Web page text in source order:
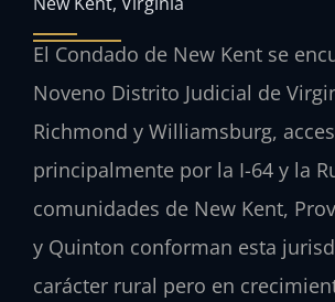
El Condado de New Kent se
Noveno Distrito Judicial de
Richmond y Williamsburg,
principalmente por la I-64 y la
comunidades de New Kent,
y Quinton conforman esta
carácter rural pero en